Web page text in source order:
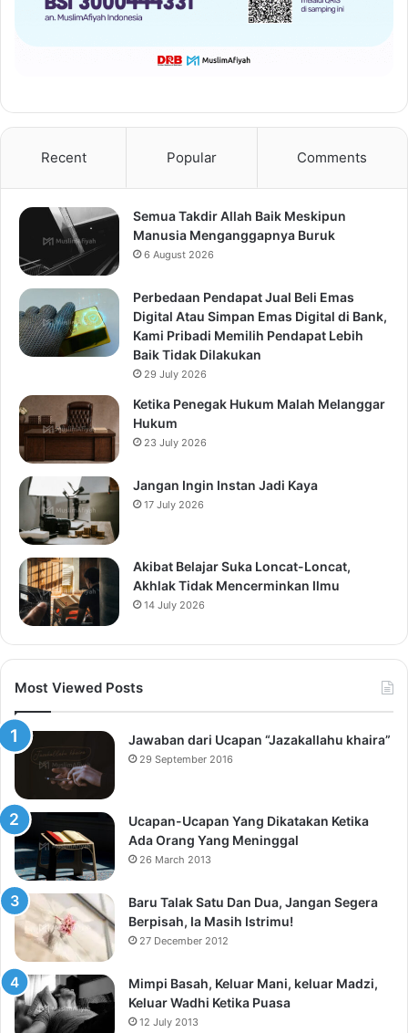
Recent Popular Comments
Semua Takdir Allah Baik Meskipun
Manusia Menganggapnya Buruk
6 August 2026
Perbedaan Pendapat Jual Beli Emas
Digital Atau Simpan Emas Digital di Bank,
Kami Pribadi Memilih Pendapat Lebih
Baik Tidak Dilakukan
29 July 2026
Ketika Penegak Hukum Malah Melanggar
Hukum
23 July 2026
Jangan Ingin Instan Jadi Kaya
17 July 2026
Akibat Belajar Suka Loncat-Loncat,
Akhlak Tidak Mencerminkan Ilmu
14 July 2026
Most Viewed Posts
Jawaban dari Ucapan “Jazakallahu khaira”
29 September 2016
Ucapan-Ucapan Yang Dikatakan Ketika
Ada Orang Yang Meninggal
26 March 2013
Baru Talak Satu Dan Dua, Jangan Segera
Berpisah, Ia Masih Istrimu!
27 December 2012
Mimpi Basah, Keluar Mani, keluar Madzi,
Keluar Wadhi Ketika Puasa
12 July 2013